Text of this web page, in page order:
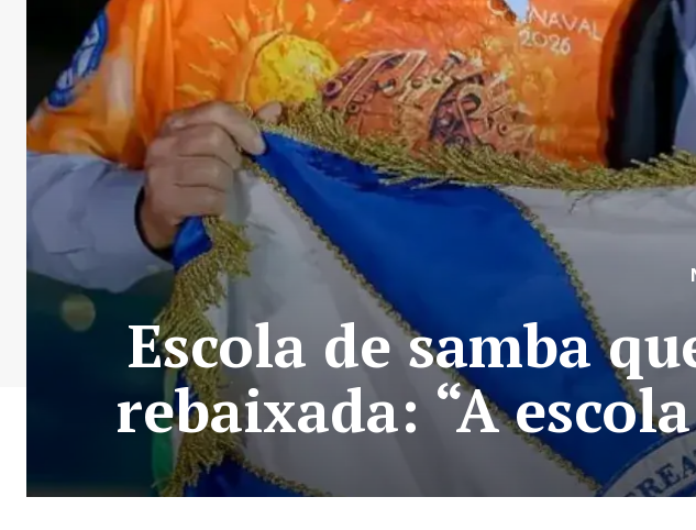
Escola de samba
rebaixada: “A